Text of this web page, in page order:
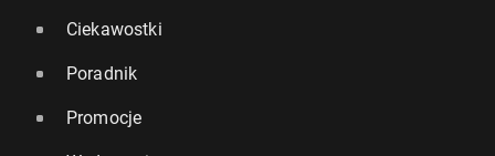
Ciekawostki
Poradnik
Promocje